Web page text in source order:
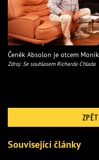
Čeněk Absolon je otcem
Zdroj: Se souhlasem Richarda Chlada
Související články